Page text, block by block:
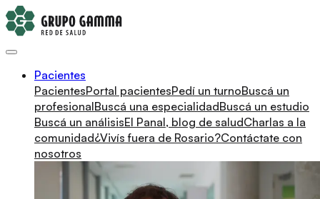
Pacientes
PacientesPortal pacientesPedí un turnoBuscá un
profesionalBuscá una especialidadBuscá un estudio
Buscá un análisisEl Panal, blog de saludCharlas a la
comunidad¿Vivís fuera de Rosario?Contáctate con
nosotros